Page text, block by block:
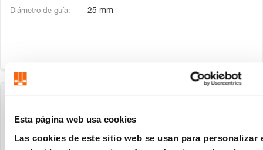
Esta página web usa cookies
Las cookies de este sitio web se usan para personalizar
25 mm
32 mm